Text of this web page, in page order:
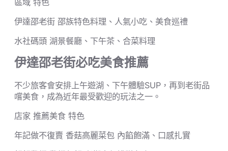
區域 特色
伊達邵老街 邵族特色料理、人氣小吃、美食巡禮
水社碼頭 湖景餐廳、下午茶、合菜料理
伊達邵老街必吃美食推薦
不少旅客會安排上午遊湖、下午體驗SUP，再到老街品
嚐美食，成為近年最受歡迎的玩法之一。
店家 推薦美食 特色
年記做不復賣 香菇高麗菜包 內餡飽滿、口感扎實